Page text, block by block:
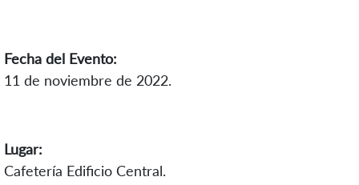
Fecha del Evento:
11 de noviembre de 2022.
Lugar:
Cafetería Edificio Central.